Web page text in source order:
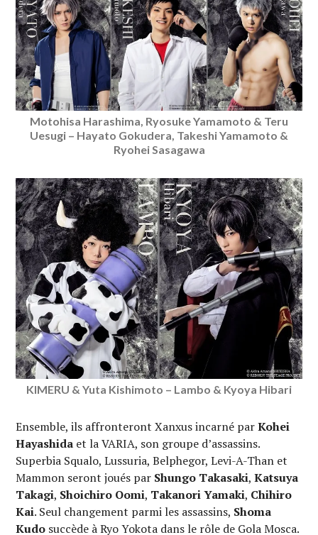
Motohisa Harashima, Ryosuke Yamamoto & Teru
Uesugi – Hayato Gokudera, Takeshi Yamamoto &
Ryohei Sasagawa
KIMERU & Yuta Kishimoto – Lambo & Kyoya Hibari
Ensemble, ils affronteront Xanxus incarné parKohei
Hayashida et la VARIA, son groupe d’assassins.
Superbia Squalo, Lussuria, Belphegor, Levi-A-Than et
Mammon seront joués par Shungo Takasaki,Katsuya
Takagi, Shoichiro Oomi, Takanori Yamaki, Chihiro
Kai. Seul changement parmi les assassins, Shoma
Kudo succède à Ryo Yokota dans le rôle de Gola Mosca.